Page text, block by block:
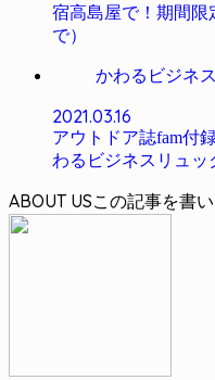
宿高島屋で！期間限
で）
かわるビジネ
2021.03.16
アウトドア誌fam付
わるビジネスリュッ
ABOUT US